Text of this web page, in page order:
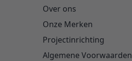
Over ons
Onze Merken
Projectinrichting
Algemene Voorwaarden